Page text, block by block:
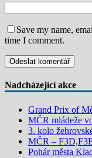
Save my name,
time I comment.
Nadcházející akce
Grand Prix of
MČR mládeže
3. kolo
MČR –
Pohár města